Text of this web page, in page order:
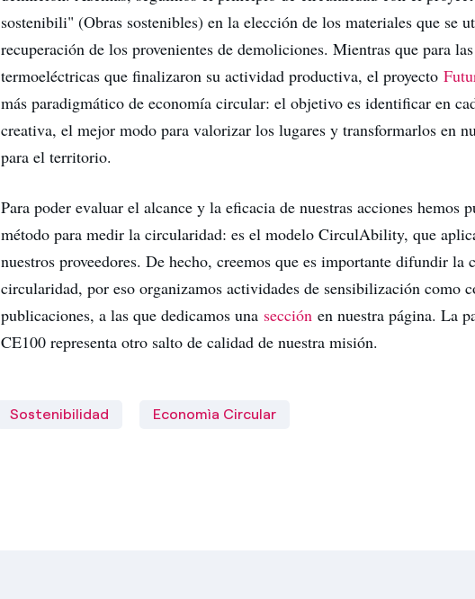
sostenibili" (Obras sostenibles) en la elección de los materiales que se
recuperación de los provenientes de demoliciones. Mientras que para
termoeléctricas que finalizaron su actividad productiva, el proyecto
más paradigmático de economía circular: el objetivo es identificar en
creativa, el mejor modo para valorizar los lugares y transformarlos en
para el territorio.
Para poder evaluar el alcance y la eficacia de nuestras acciones hemos
método para medir la circularidad: es el modelo CirculAbility, que
nuestros proveedores. De hecho, creemos que es importante difundir la
circularidad, por eso organizamos actividades de sensibilización como
publicaciones, a las que dedicamos una sección en nuestra página. La
CE100 representa otro salto de calidad de nuestra misión.
Sostenibilidad Economìa Circular